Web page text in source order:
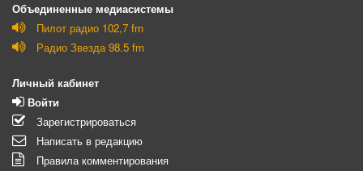
Объединенные медиасистемы
Пилот радио 102,7 fm
Радио Звезда 98.5 fm
Личный кабинет
Войти
Зарегистрироваться
Написать в редакцию
Правила комментирования